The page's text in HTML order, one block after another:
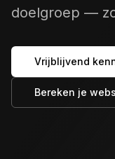
doelgroep —
Vrijblijvend
Bereken je